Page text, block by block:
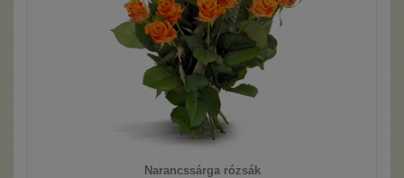
Narancssárga rózsák